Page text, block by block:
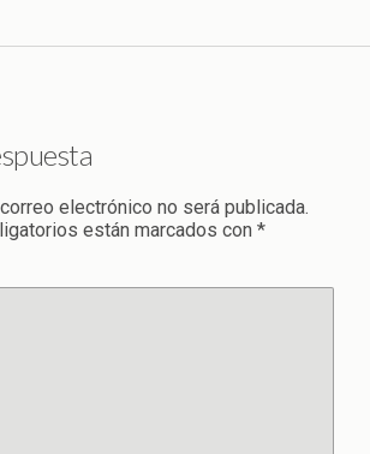
electrónico no será publicada.
están marcados con *